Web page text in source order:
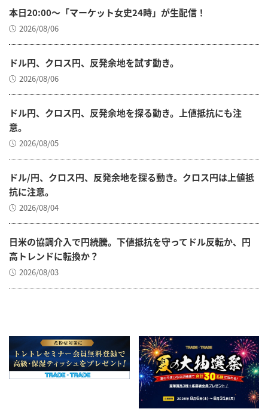
本日20:00～「マーケット女史24時」が生配信！
2026/08/06
ドル円、クロス円、反発余地を試す動き。
2026/08/06
ドル円、クロス円、反発余地を探る動き。上値抵抗にも注
意。
2026/08/05
ドル/円、クロス円、反発余地を探る動き。クロス円は上値抵
抗に注意。
2026/08/04
日米の協調介入で円続騰。下値抵抗を守ってドル反転か、円
高トレンドに転換か？
2026/08/03